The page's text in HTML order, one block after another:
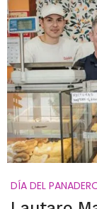
DÍA DEL